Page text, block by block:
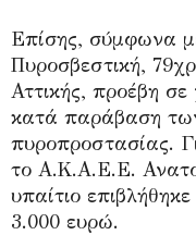
Επίσης, σύμφωνα
Πυροσβεστική,
Αττικής, προέβη
κατά παράβαση
πυροπροστασίας.
το Α.Κ.Α.Ε.Ε.
υπαίτιο
3.000 ευρώ.